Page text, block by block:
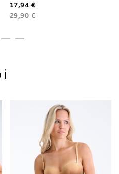
17,94 €
29,90 €
i
2. Prsni obseg
položite čez hrbet v višini
izreza in čez prsi, v višini bradavic
boste prebrali, katera globina
ustreza vaši meri (A, B …) – iščite v
stolpcu, ki ste ga določili s